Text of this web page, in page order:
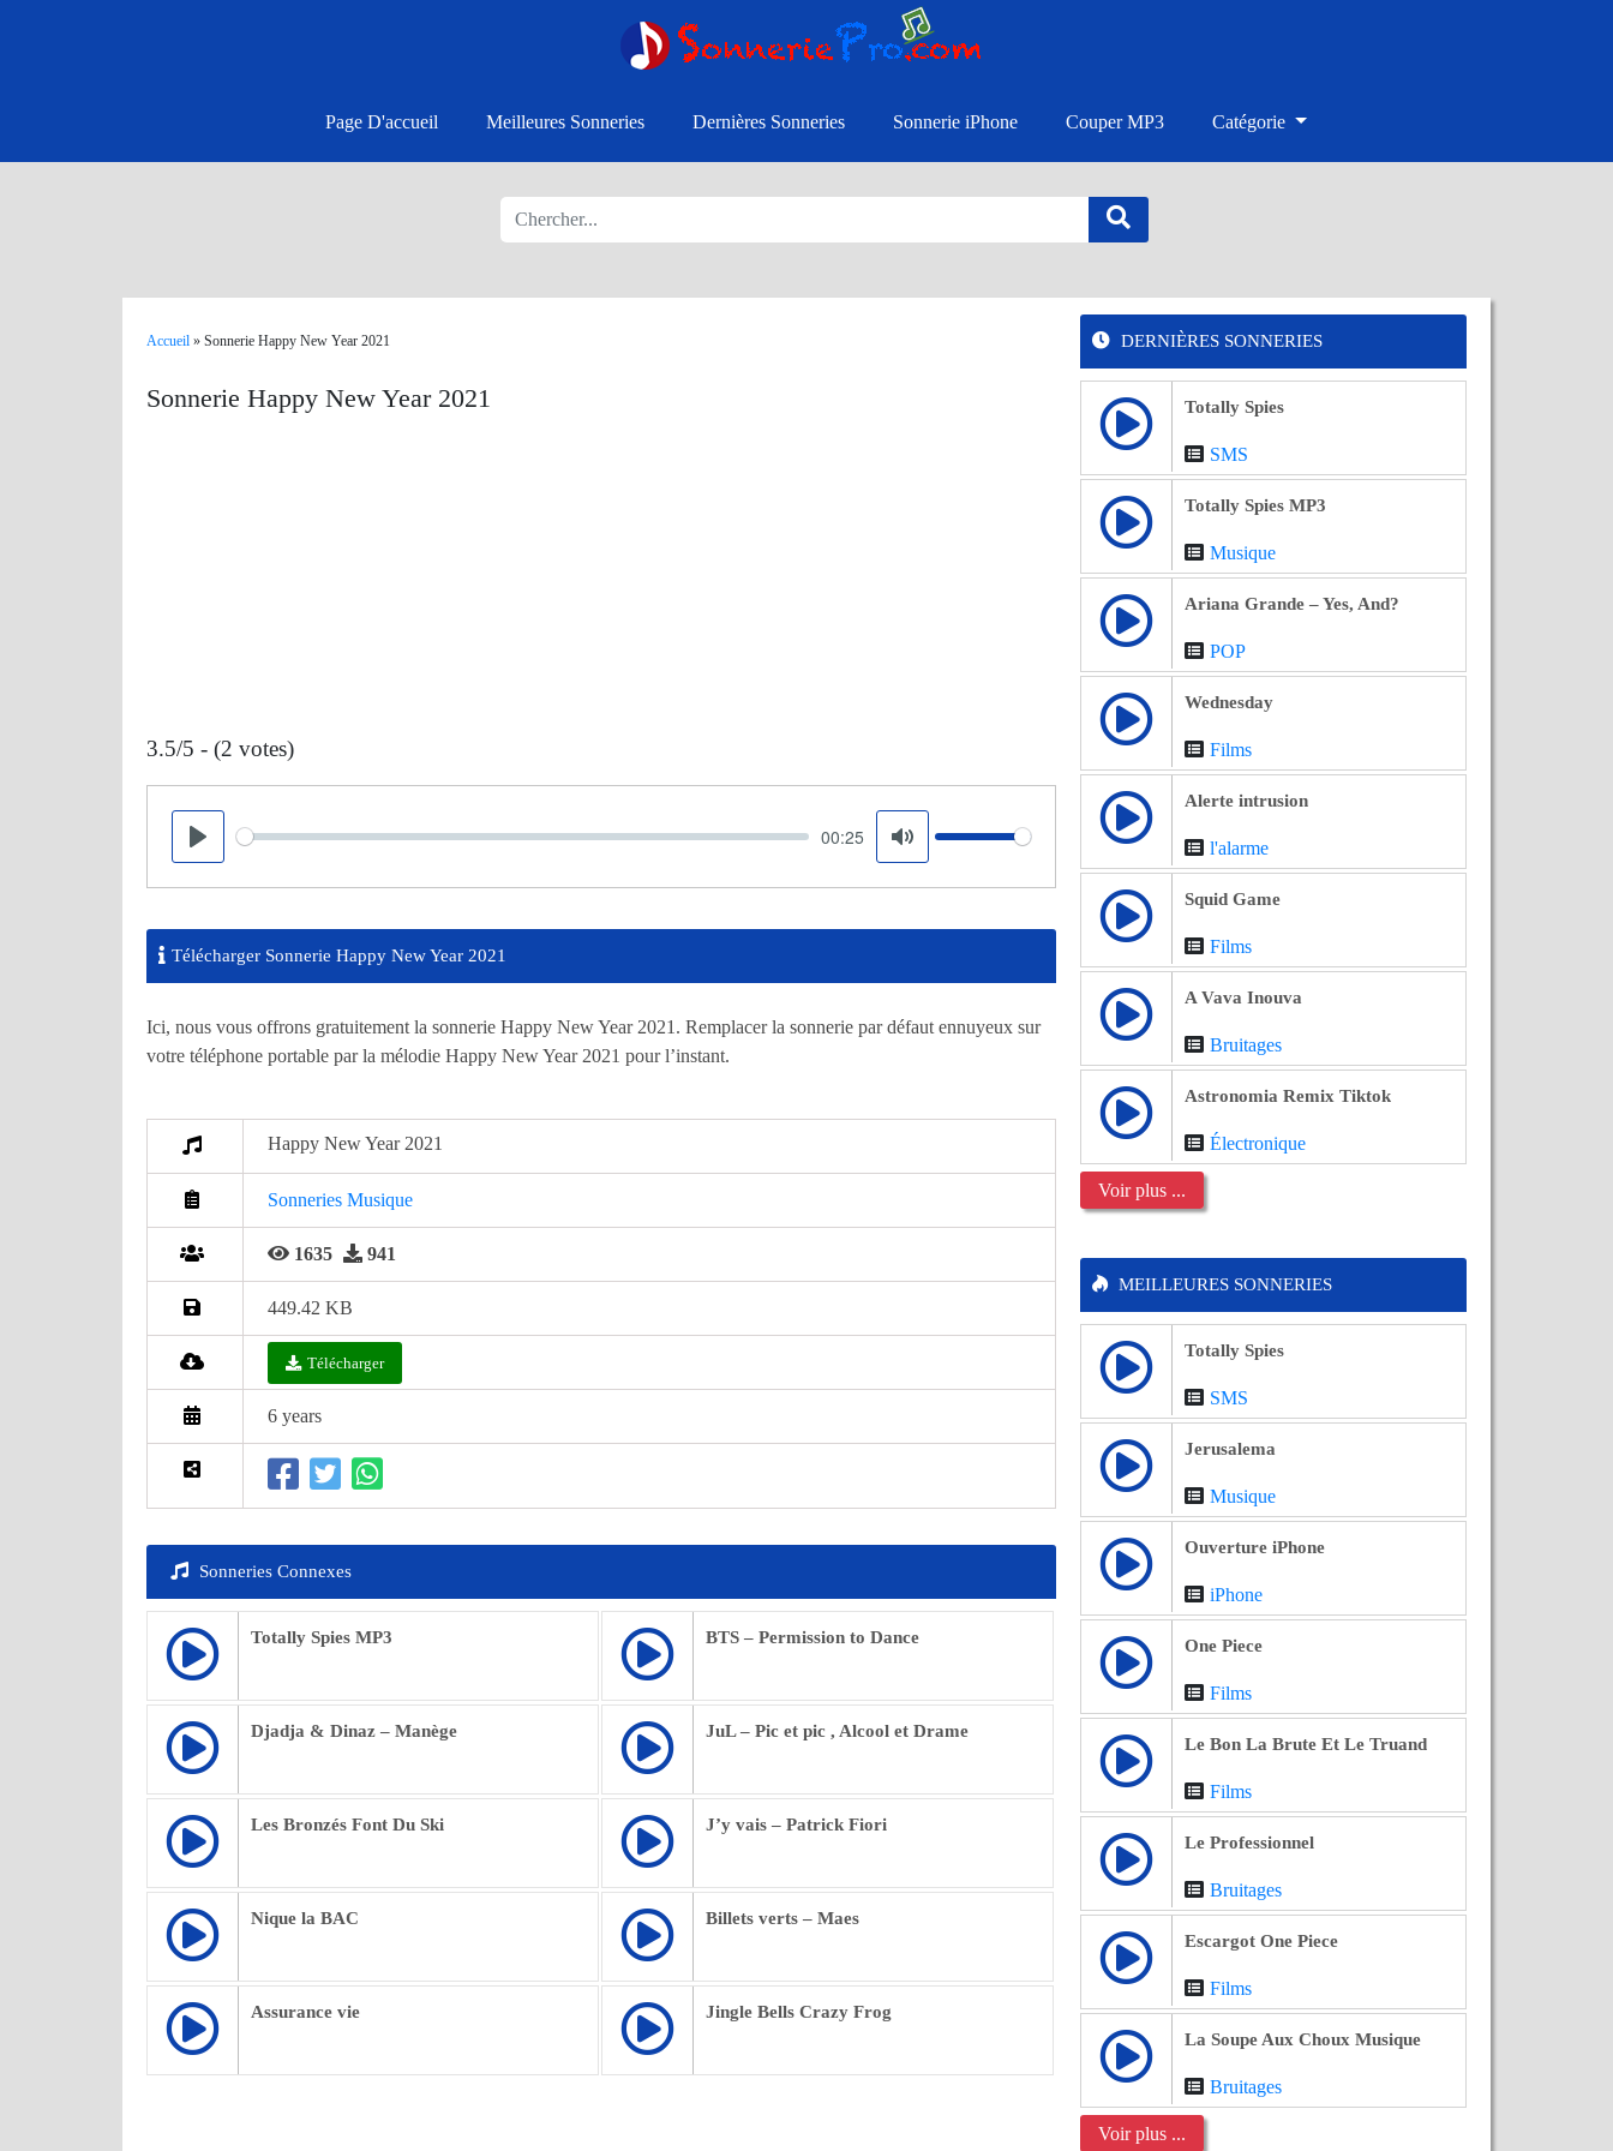
Page D'accueil Meilleures Sonneries Dernières Sonneries Sonnerie iPhone Couper MP3 Catégorie
Accueil » Sonnerie Happy New Year 2021
Sonnerie Happy New Year 2021
3.5/5 - (2 votes)
Play
Seek 00:25
Mute
Volume
Télécharger Sonnerie Happy New Year 2021
Ici, nous vous offrons gratuitement la sonnerie Happy New Year 2021. Remplacer la sonnerie par défaut ennuyeux sur
votre téléphone portable par la mélodie Happy New Year 2021 pour l’instant.
Happy New Year 2021
Sonneries Musique
1635 941
449.42 KB
Télécharger
6 years
Sonneries Connexes
Totally Spies MP3 BTS – Permission to Dance
Djadja & Dinaz – Manège JuL – Pic et pic , Alcool et Drame
Les Bronzés Font Du Ski J’y vais – Patrick Fiori
Nique la BAC Billets verts – Maes
Assurance vie Jingle Bells Crazy Frog
DERNIÈRES SONNERIES
Totally Spies
SMS
Totally Spies MP3
Musique
Ariana Grande – Yes, And?
POP
Wednesday
Films
Alerte intrusion
l'alarme
Squid Game
Films
A Vava Inouva
Bruitages
Astronomia Remix Tiktok
Électronique
Voir plus ...
MEILLEURES SONNERIES
Totally Spies
SMS
Jerusalema
Musique
Ouverture iPhone
iPhone
One Piece
Films
Le Bon La Brute Et Le Truand
Films
Le Professionnel
Bruitages
Escargot One Piece
Films
La Soupe Aux Choux Musique
Bruitages
Voir plus ...